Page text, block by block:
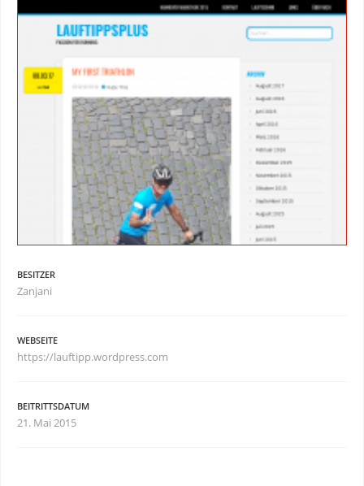
BESITZER
Zanjani
WEBSEITE
https://lauftipp.wordpress.com
BEITRITTSDATUM
21. Mai 2015